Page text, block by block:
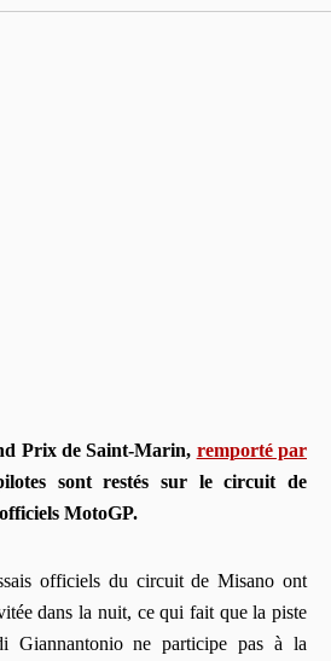
Prix de Saint-Marin, remporté par
sont restés sur le circuit de
MotoGP.
officiels du circuit de Misano ont
dans la nuit, ce qui fait que la piste
Giannantonio ne participe pas à la